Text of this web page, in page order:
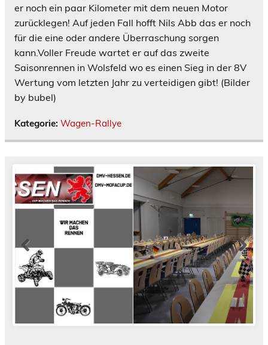
er noch ein paar Kilometer mit dem neuen Motor
zurücklegen! Auf jeden Fall hofft Nils Abb das er noch
für die eine oder andere Überraschung sorgen
kann.Voller Freude wartet er auf das zweite
Saisonrennen in Wolsfeld wo es einen Sieg in der 8V
Wertung vom letzten Jahr zu verteidigen gibt! (Bilder
by bubel)
Kategorie: Wagen-Rallye